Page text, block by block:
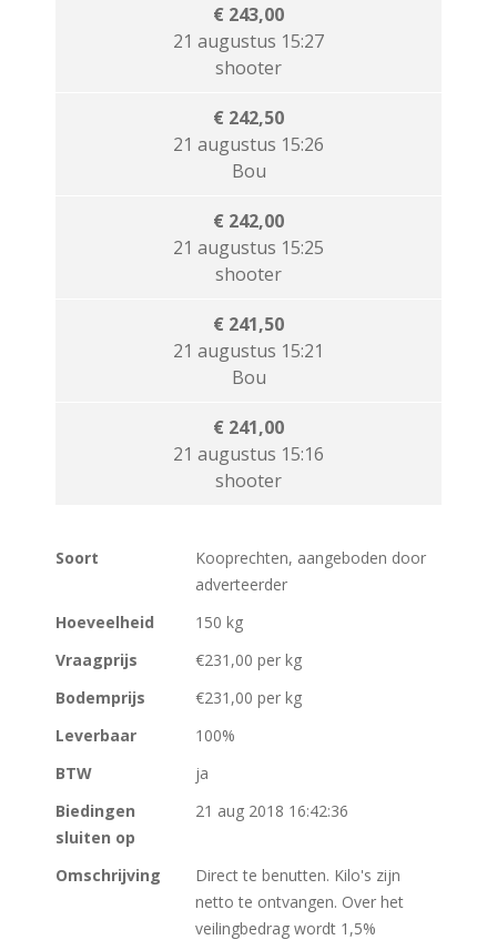
Soort
Kooprechten, aangeboden door
adverteerder
Hoeveelheid
150 kg
Vraagprijs
€231,00 per kg
Bodemprijs
€231,00 per kg
Leverbaar
100%
BTW
ja
Biedingen
sluiten op
21 aug 2018 16:42:36
Omschrijving
Direct te benutten. Kilo's zijn
netto te ontvangen. Over het
veilingbedrag wordt 1,5%
€ 243,00
21 augustus 15:27
shooter
€ 242,50
21 augustus 15:26
Bou
€ 242,00
21 augustus 15:25
shooter
€ 241,50
21 augustus 15:21
Bou
€ 241,00
21 augustus 15:16
shooter